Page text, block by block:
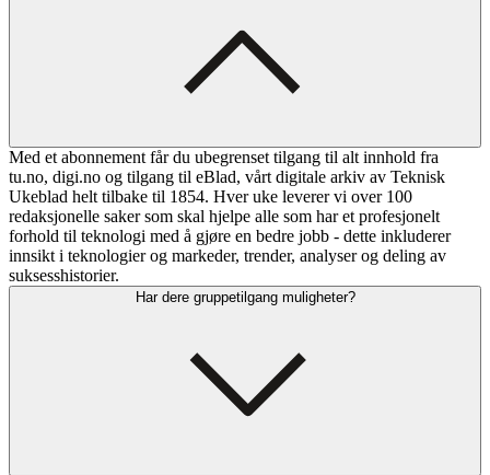
Med et abonnement får du ubegrenset tilgang til alt innhold fra
tu.no, digi.no og tilgang til eBlad, vårt digitale arkiv av Teknisk
Ukeblad helt tilbake til 1854. Hver uke leverer vi over 100
redaksjonelle saker som skal hjelpe alle som har et profesjonelt
forhold til teknologi med å gjøre en bedre jobb - dette inkluderer
innsikt i teknologier og markeder, trender, analyser og deling av
suksesshistorier.
Har dere gruppetilgang muligheter?